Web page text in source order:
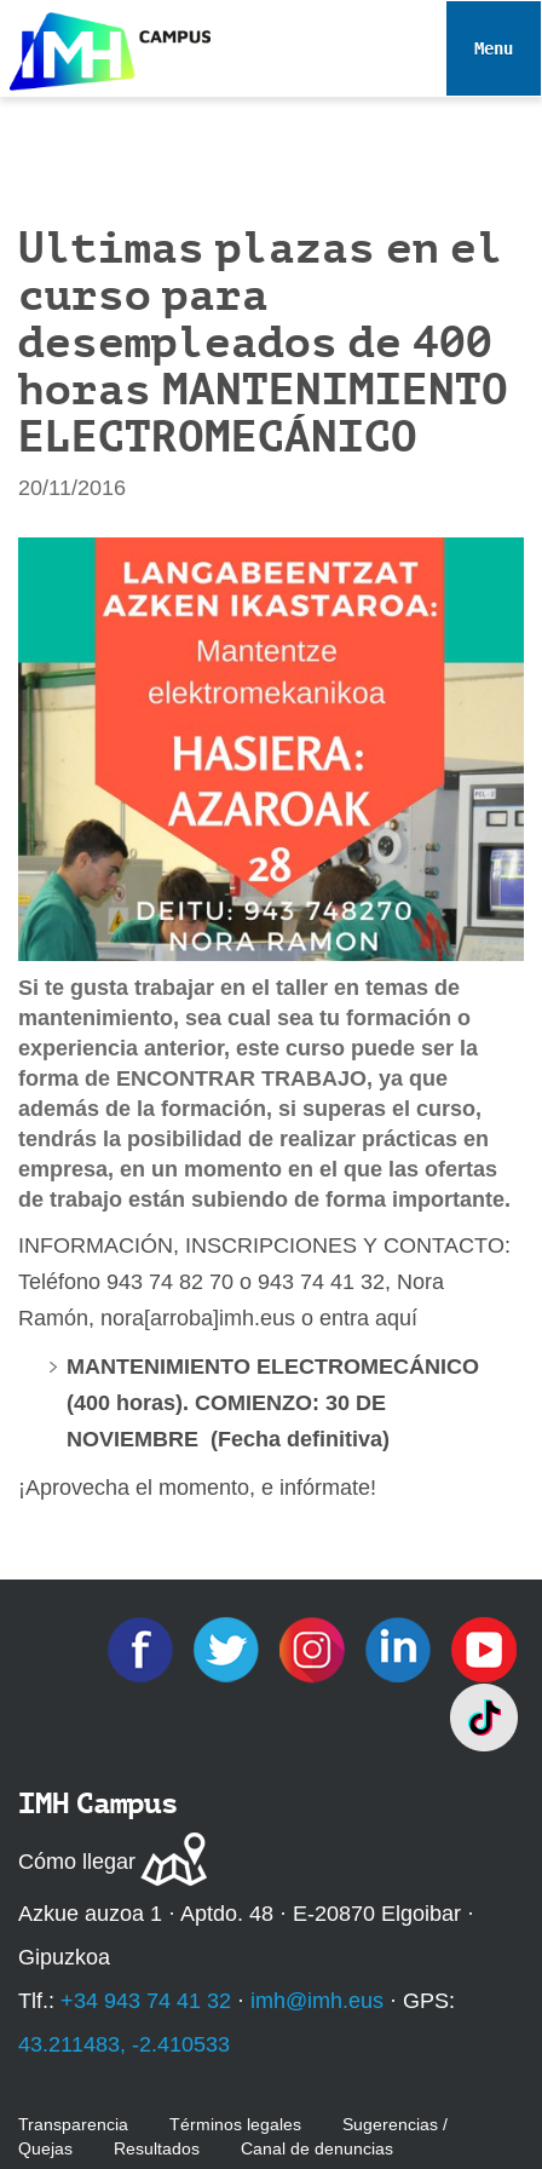
e
Toggle
Ultimas plazas en el
curso para
desempleados de 400
horas MANTENIMIENTO
ELECTROMECÁNICO
20/11/2016
Si te gusta trabajar en el taller en temas de
mantenimiento, sea cual sea tu formación o
experiencia anterior, este curso puede ser la
forma de ENCONTRAR TRABAJO, ya que
además de la formación, si superas el curso,
tendrás la posibilidad de realizar prácticas en
empresa, en un momento en el que las ofertas
de trabajo están subiendo de forma importante.
INFORMACIÓN, INSCRIPCIONES Y CONTACTO:
Teléfono 943 74 82 70 o 943 74 41 32, Nora
Ramón, nora[arroba]imh.eus o entra aquí
MANTENIMIENTO ELECTROMECÁNICO
(400 horas). COMIENZO: 30 DE
NOVIEMBRE (Fecha definitiva)
¡Aprovecha el momento, e infórmate!
IMH Campus
Cómo llegar
Azkue auzoa 1 · Aptdo. 48 · E-20870 Elgoibar ·
Gipuzkoa
Tlf.: +34 943 74 41 32 · imh@imh.eus · GPS:
43.211483, -2.410533
Transparencia Términos legales
Sugerencias /
Quejas
Resultados Canal de denuncias